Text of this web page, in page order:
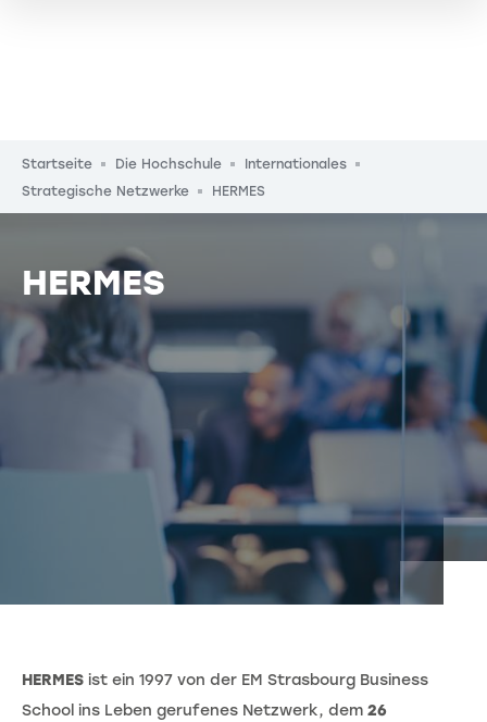
Pfadnavigation
Startseite Die Hochschule
Internationales
Strategische Netzwerke
HERMES
HERMES
HERMES ist ein 1997 von der EM Strasbourg Business
School ins Leben gerufenes Netzwerk, dem 26